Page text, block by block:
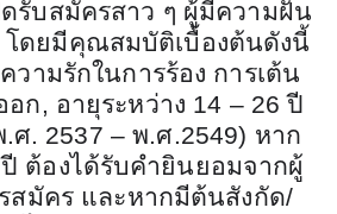
ดรับสมัครสาว ๆ ผู้มีความฝัน
โดยมีคุณสมบัติเบื้องต้นดังนี้
วามรักในการร้อง การเต้น
อก, อายุระหว่าง 14 – 26ปี
.ศ. 2537 –พ.ศ.2549) หาก
ปี ต้องได้รับคำยินยอมจากผู้
สมัคร และหากมีต้นสังกัด/